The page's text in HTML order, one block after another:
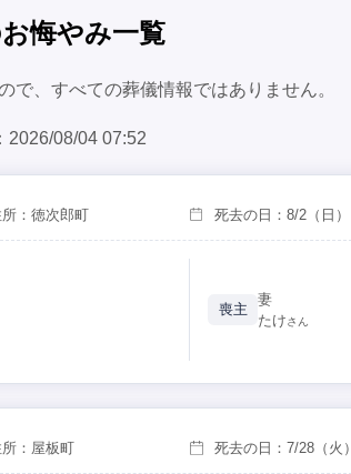
悔やみ一覧
で、すべての葬儀情報ではありません。
2026/08/04 07:52
：徳次郎町 死去の日：8/2 （日）
喪主
妻
たけさん
： 屋板町 死去の日：7/28 （火）